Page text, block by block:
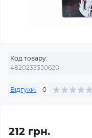
Код товару:
4820233350620
Відгуки: 0
212 грн.